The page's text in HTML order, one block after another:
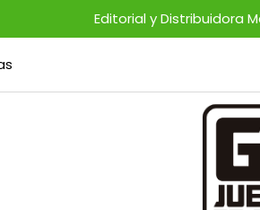
Editorial y Distribuidora